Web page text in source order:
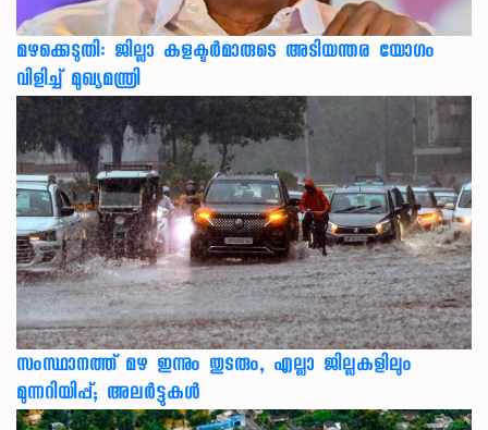
മഴക്കെടുതി: ജില്ലാ കളക്ടർമാരുടെ അടിയന്തര യോഗം
വിളിച്ച് മുഖ്യമന്ത്രി
സംസ്ഥാനത്ത് മഴ ഇന്നും തുടരും, എല്ലാ ജില്ലകളിലും
മുന്നറിയിപ്പ്; അലർട്ടുകൾ